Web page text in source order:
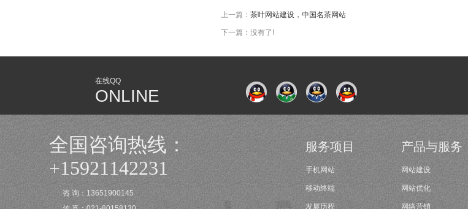
上一篇： 茶叶网站建设，中国名茶网站
下一篇：没有了!
在线QQ
ONLINE
全国咨询热线：
+15921142231
咨 询：13651900145
服务项目
手机网站
移动终端
发展历程
产品与服务
网站建设
网站优化
网络营销